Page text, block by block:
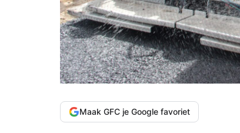
Maak GFC je Google favoriet